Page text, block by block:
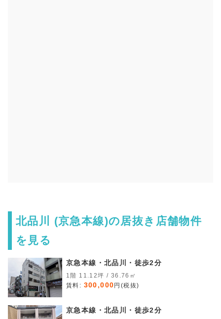
北品川 (京急本線)の居抜き店舗物件
を見る
京急本線・北品川・徒歩2分
1階 11.12坪 / 36.76㎡
賃料: 300,000 円(税抜)
京急本線・北品川・徒歩2分